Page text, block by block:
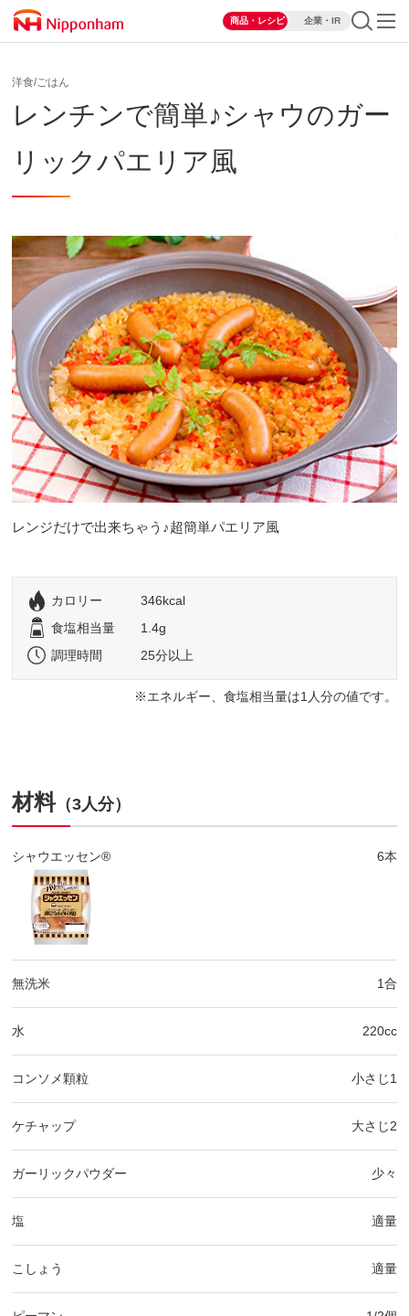
商品・レシピ 企業・IR
洋食/ごはん
レンチンで簡単♪シャウのガー
リックパエリア風
レンジだけで出来ちゃう♪超簡単パエリア風
カロリー
346kcal
食塩相当量
1.4g
調理時間
25分以上
エネルギー、食塩相当量は1人分の値です。
材料（3人分）
シャウエッセン® 6本
無洗米 1合
水 220cc
コンソメ顆粒 小さじ1
ケチャップ 大さじ2
ガーリックパウダー 少々
塩 適量
こしょう 適量